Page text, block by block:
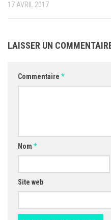
17 AVRIL 2017
LAISSER UN
Commentaire *
Nom *
Site web